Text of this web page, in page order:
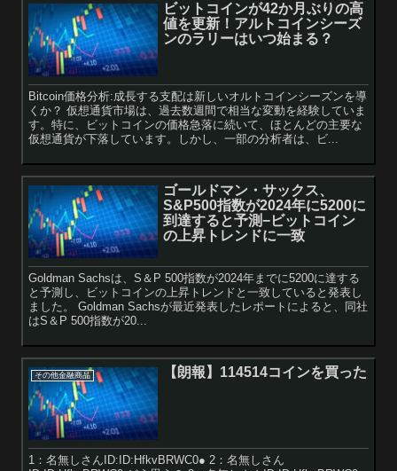
ビットコインが42か月ぶりの高
値を更新！アルトコインシーズ
ンのラリーはいつ始まる？
Bitcoin価格分析:成長する支配は新しいオルトコインシーズンを導
くか？ 仮想通貨市場は、過去数週間で相当な変動を経験していま
す。特に、ビットコインの価格急落に続いて、ほとんどの主要な
仮想通貨が下落しています。しかし、一部の分析者は、ビ...
ゴールドマン・サックス、
S&P500指数が2024年に5200に
到達すると予測−ビットコイン
の上昇トレンドに一致
Goldman Sachsは、S＆P 500指数が2024年までに5200に達する
と予測し、ビットコインの上昇トレンドと一致していると発表し
ました。 Goldman Sachsが最近発表したレポートによると、同社
はS＆P 500指数が20...
その他金融商品 【朗報】114514コインを買った
1：名無しさんID:ID:HfkvBRWC0● 2：名無しさん